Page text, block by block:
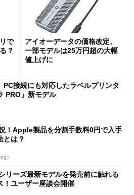
で
？
アイオーデータの価格改定、
一部モデルは25万円超の大幅
値上げに
PC接続にも対応したラベルプリンタ
PRO」新モデル
！Apple製品を分割手数料0円で入手
とは？
）
リーズ最新モデルを発売前に触れる
！ユーザー座談会開催